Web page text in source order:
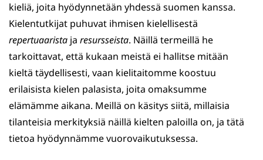
kieliä, joita hyödynnetään yhdessä suomen kanssa.
Kielentutkijat puhuvat ihmisen kielellisestä
repertuaarista ja resursseista. Näillä termeillä he
tarkoittavat, että kukaan meistä ei hallitse mitään
kieltä täydellisesti, vaan kielitaitomme koostuu
erilaisista kielen palasista, joita omaksumme
elämämme aikana. Meillä on käsitys siitä, millaisia
tilanteisia merkityksiä näillä kielten paloilla on, ja tätä
tietoa hyödynnämme vuorovaikutuksessa.